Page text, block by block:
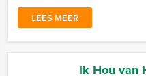
LEES MEER
Ik Hou van